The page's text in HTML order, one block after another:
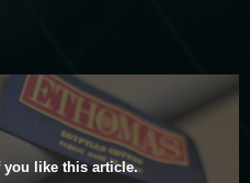
like this article.